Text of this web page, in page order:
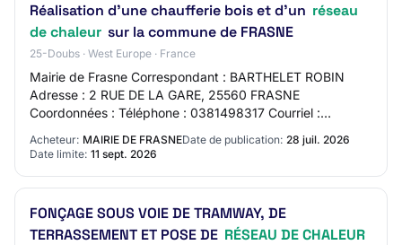
Réalisation d'une chaufferie bois et d'un réseau
de chaleur sur la commune de FRASNE
25-Doubs · West Europe · France
Mairie de Frasne Correspondant : BARTHELET ROBIN
Adresse : 2 RUE DE LA GARE, 25560 FRASNE
Coordonnées : Téléphone : 0381498317 Courriel :
https://www.fras…
Acheteur: MAIRIE DE FRASNEDate de publication: 28 juil. 2026
Date limite: 11 sept. 2026
FONÇAGE SOUS VOIE DE TRAMWAY, DE
TERRASSEMENT ET POSE DE RÉSEAU DE CHALEUR